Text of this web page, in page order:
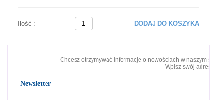
Ilość : DODAJ DO KOSZYKA
Chcesz otrzymywać informacje o nowościach w naszym
Wpisz swój adres
Newsletter